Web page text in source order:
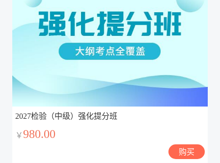
2027检验（中级）强化提分班
￥980.00
购买